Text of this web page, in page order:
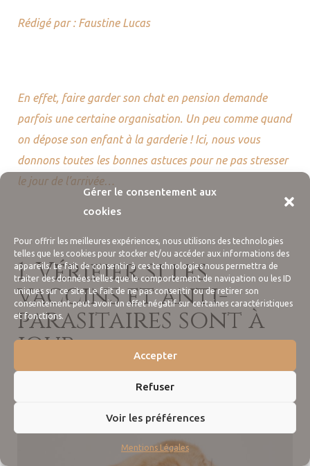
Gérer le consentement aux
cookies
Pour offrir les meilleures expériences, nous utilisons des technologies
telles que les cookies pour stocker et/ou accéder aux informations des
appareils. Le fait de consentir à ces technologies nous permettra de
traiter des données telles que le comportement de navigation ou les ID
uniques sur ce site. Le fait de ne pas consentir ou de retirer son
consentement peut avoir un effet négatif sur certaines caractéristiques
et fonctions.
Accepter
Refuser
Voir les préférences
Mentions Légales
Rédigé par : Faustine Lucas
En effet, faire garder son chat en pension demande
parfois une certaine organisation. Un peu comme quand
on dépose son enfant à la garderie ! Ici, nous vous
donnons toutes les bonnes astuces pour ne pas stresser
le jour de l’arrivée…
1. Vérifier si les
vaccins et anti-
parasitaires sont à
jour